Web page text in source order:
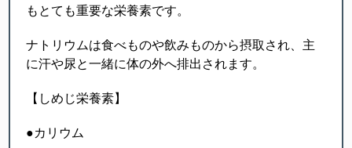
もとても重要な栄養素です。
ナトリウムは食べものや飲みものから摂取され、主
に汗や尿と一緒に体の外へ排出されます。
【しめじ栄養素】
●カリウム